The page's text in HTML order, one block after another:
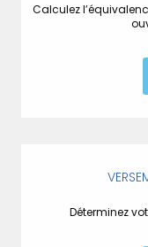
Calculez
Déterminez